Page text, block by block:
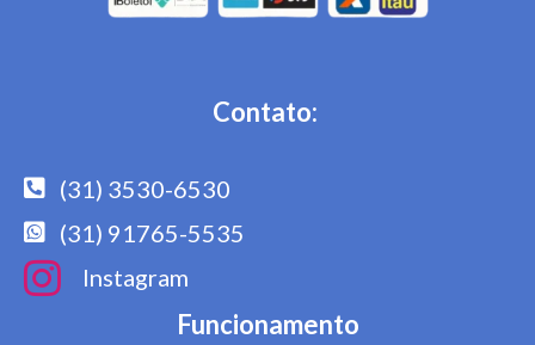
Contato:
(31) 3530-6530
(31) 91765-5535
Instagram
Funcionamento